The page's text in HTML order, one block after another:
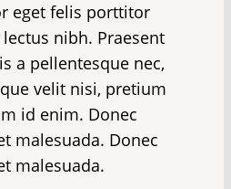
eget felis porttitor
nibh. Praesent
a pellentesque nec,
velit nisi, pretium
id enim. Donec
malesuada. Donec
malesuada.